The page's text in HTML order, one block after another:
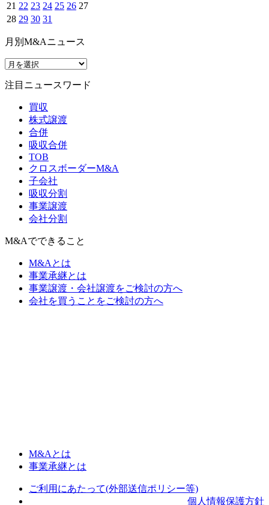
21 22 23 24 25 26 27
28 29 30 31
月別M&Aニュース
注目ニュースワード
買収
株式譲渡
合併
吸収合併
TOB
クロスボーダーM&A
子会社
吸収分割
事業譲渡
会社分割
M&Aでできること
M&Aとは
事業承継とは
事業譲渡・会社譲渡をご検討の方へ
会社を買うことをご検討の方へ
M&Aとは
事業承継とは
ご利用にあたって(外部送信ポリシー等)
個人情報保護方針